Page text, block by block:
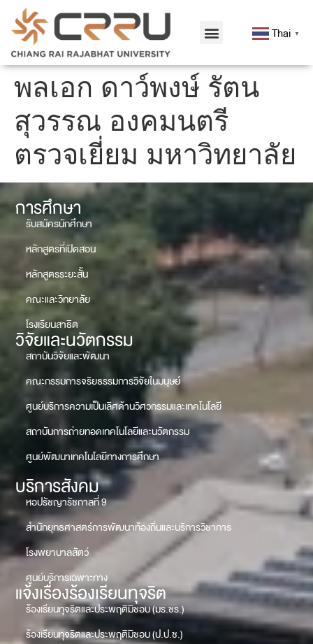
Thai ▼
พลเอก ดาว์พงษ์ รัตน
สุวรรณ องคมนตรี
ตรวจเยี่ยม มหาวิทยาลัย
การศึกษา
รับสมัครนักศึกษา
หลักสูตรที่เปิดสอน
หลักสูตรระยะสั้น
คณะและวิทยาลัย
โรงเรียนสาธิต
วิจัยและนวัตกรรม
สถาบันวิจัยและพัฒนา
คณะกรรมการจริยธรรมการวิจัยในมนุษย์
ศูนย์บริการความเป็นเลิศด้านวิศวกรรมและเทคโนโลยี
สถาบันการถ่ายทอดเทคโนโลยีและนวัตกรรม
ศูนย์พัฒนาเทคโนโลยีทางการศึกษา
บริการสังคม
หอปรัชญารัชกาลที่ 9
สำนักยุทธศาสตร์การพัฒนาท้องถิ่นและบริการวิชาการ
โรงพยาบาลสัตว์
ศูนย์บริการเฉพาะทาง
แจ้งเรื่องร้องเรียนทุจริต
ร้องเรียนทุจริตและประพฤติมิชอบ (มร.ชร.)
ร้องเรียนทุจริตและประพฤติมิชอบ (ป.ป.ช.)